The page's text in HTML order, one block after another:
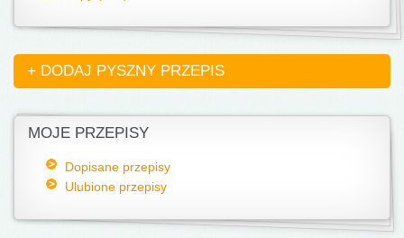
+ DODAJ PYSZNY PRZEPIS
MOJE PRZEPISY
Dopisane przepisy
Ulubione przepisy